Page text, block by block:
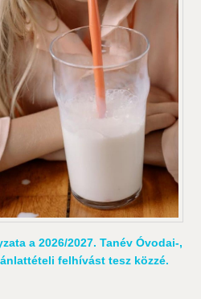
a 2026/2027. Tanév Óvodai-,
felhívást tesz közzé.